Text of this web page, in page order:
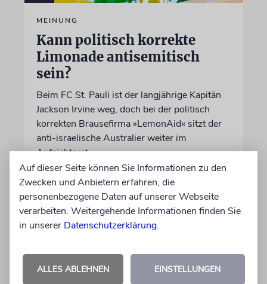
MEINUNG
Kann politisch korrekte
Limonade antisemitisch
sein?
Beim FC St. Pauli ist der langjährige Kapitän
Jackson Irvine weg, doch bei der politisch
korrekten Brausefirma »LemonAid« sitzt der
anti-israelische Australier weiter im
Aufsichtsrat
von Daniel Killy
06.08.2026
Auf dieser Seite können Sie Informationen zu den
Zwecken und Anbietern erfahren, die
personenbezogene Daten auf unserer Webseite
verarbeiten. Weitergehende Informationen finden Sie
in unserer Datenschutzerklärung.
ALLES ABLEHNEN EINSTELLUNGEN